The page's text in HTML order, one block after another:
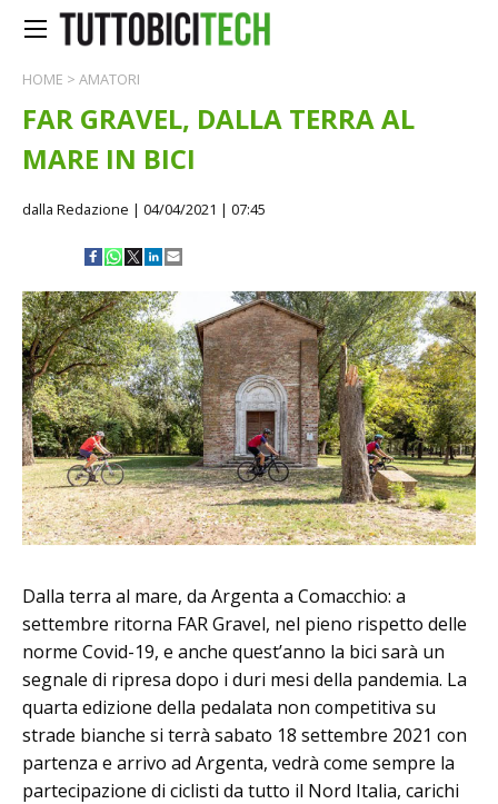
HOME > AMATORI
FAR GRAVEL, DALLA TERRA AL
MARE IN BICI
dalla Redazione | 04/04/2021 | 07:45
Dalla terra al mare, da Argenta a Comacchio: a
settembre ritorna FAR Gravel, nel pieno rispetto delle
norme Covid-19, e anche quest’anno la bici sarà un
segnale di ripresa dopo i duri mesi della pandemia. La
quarta edizione della pedalata non competitiva su
strade bianche si terrà sabato 18 settembre 2021 con
partenza e arrivo ad Argenta, vedrà come sempre la
partecipazione di ciclisti da tutto il Nord Italia, carichi